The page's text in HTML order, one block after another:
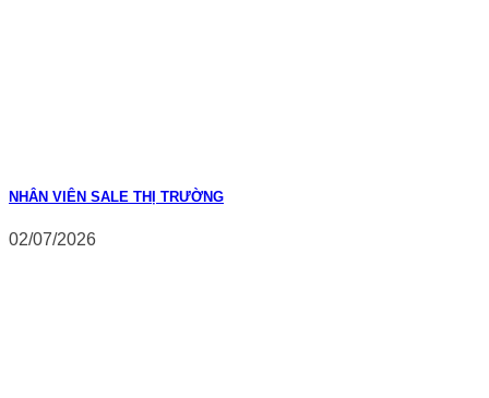
NHÂN VIÊN SALE THỊ TRƯỜNG
02/07/2026